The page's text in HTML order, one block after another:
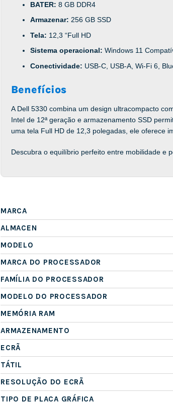
BATER:8 GB DDR4
Armazenar:256 GB SSD
Tela: 12,3 “Full HD
Sistema operacional:Windows 11
Conectividade: USB-C, USB-A, Wi-Fi 6,
Benefícios
A Dell 5330 combina um design ultracompacto
Intel de 12ª geração e armazenamento SSD
uma tela Full HD de 12,3 polegadas, ele oferece
Descubra o equilíbrio perfeito entre mobilidade e
MARCA
ALMACEN
MODELO
MARCA DO PROCESSADOR
FAMÍLIA DO PROCESSADOR
MODELO DO PROCESSADOR
MEMÓRIA RAM
ARMAZENAMENTO
ECRÃ
TÁTIL
RESOLUÇÃO DO ECRÃ
TIPO DE PLACA GRÁFICA